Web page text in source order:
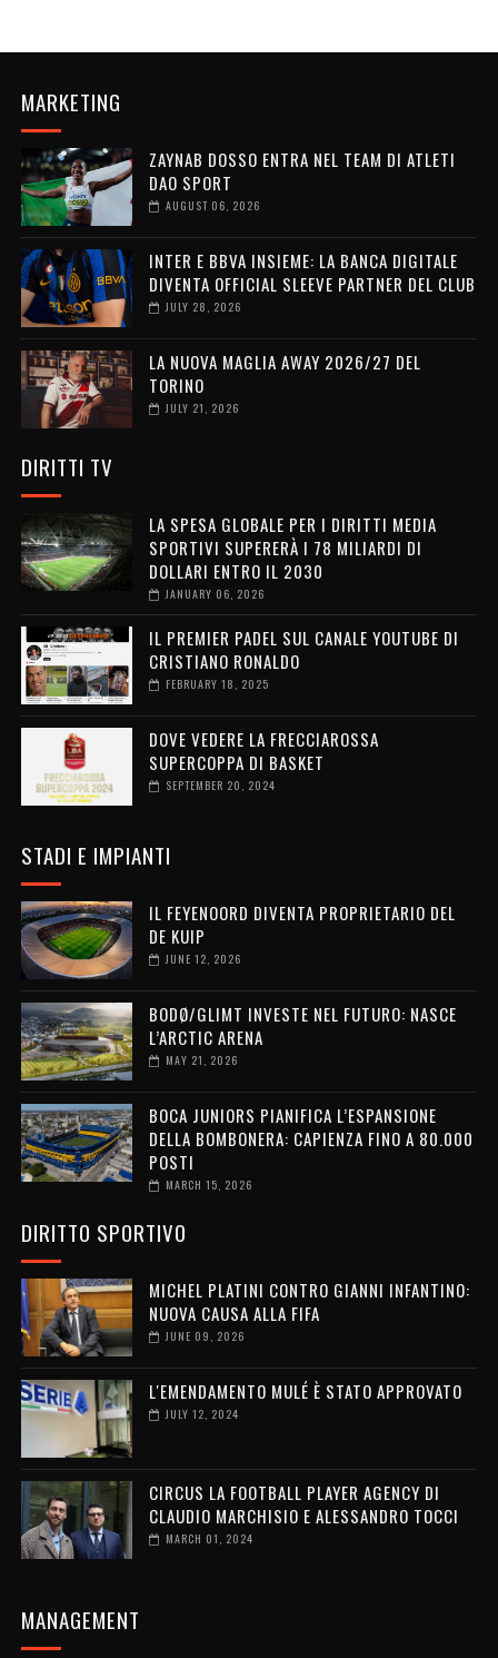
MARKETING
ZAYNAB DOSSO ENTRA NEL TEAM DI ATLETI
DAO SPORT
AUGUST 06, 2026
INTER E BBVA INSIEME: LA BANCA DIGITALE
DIVENTA OFFICIAL SLEEVE PARTNER DEL CLUB
JULY 28, 2026
LA NUOVA MAGLIA AWAY 2026/27 DEL
TORINO
JULY 21, 2026
DIRITTI TV
LA SPESA GLOBALE PER I DIRITTI MEDIA
SPORTIVI SUPERERÀ I 78 MILIARDI DI
DOLLARI ENTRO IL 2030
JANUARY 06, 2026
IL PREMIER PADEL SUL CANALE YOUTUBE DI
CRISTIANO RONALDO
FEBRUARY 18, 2025
DOVE VEDERE LA FRECCIAROSSA
SUPERCOPPA DI BASKET
SEPTEMBER 20, 2024
STADI E IMPIANTI
IL FEYENOORD DIVENTA PROPRIETARIO DEL
DE KUIP
JUNE 12, 2026
BODØ/GLIMT INVESTE NEL FUTURO: NASCE
L’ARCTIC ARENA
MAY 21, 2026
BOCA JUNIORS PIANIFICA L’ESPANSIONE
DELLA BOMBONERA: CAPIENZA FINO A 80.000
POSTI
MARCH 15, 2026
DIRITTO SPORTIVO
MICHEL PLATINI CONTRO GIANNI INFANTINO:
NUOVA CAUSA ALLA FIFA
JUNE 09, 2026
L'EMENDAMENTO MULÉ È STATO APPROVATO
JULY 12, 2024
CIRCUS LA FOOTBALL PLAYER AGENCY DI
CLAUDIO MARCHISIO E ALESSANDRO TOCCI
MARCH 01, 2024
MANAGEMENT